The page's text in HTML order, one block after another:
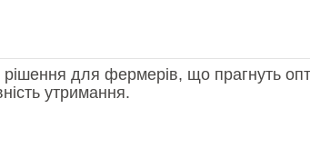
для фермерів, що прагнуть
утримання.